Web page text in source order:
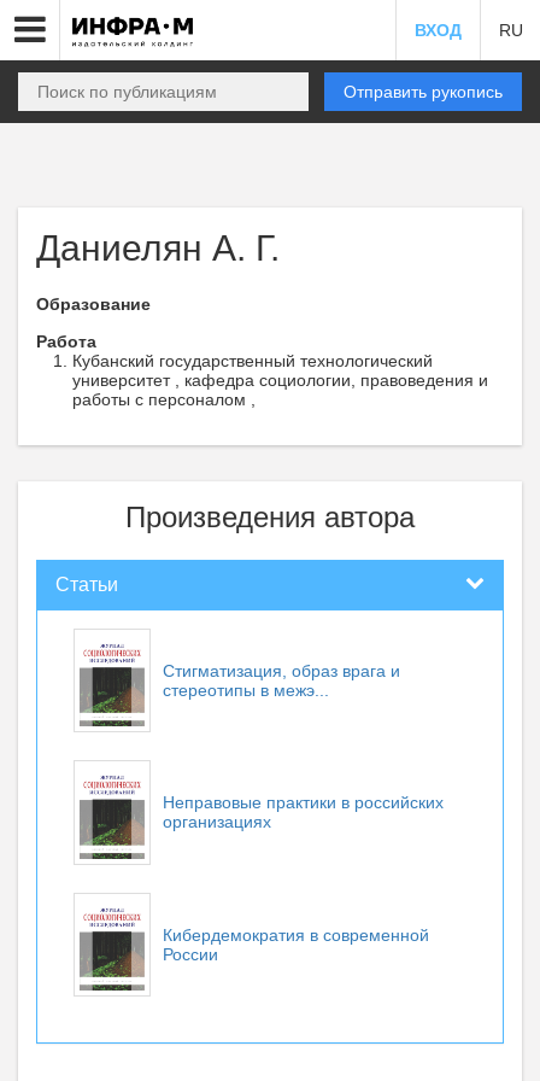
ВХОД RU
Отправить рукопись
Даниелян А. Г.
Образование
Работа
Кубанский государственный технологический
университет , кафедра социологии, правоведения и
работы с персоналом ,
Произведения автора
Статьи
Стигматизация, образ врага и
стереотипы в межэ...
Неправовые практики в российских
организациях
Кибердемократия в современной
России